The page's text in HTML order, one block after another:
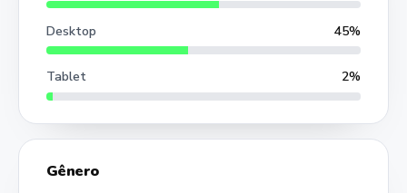
Desktop 45%
Tablet 2%
Gênero